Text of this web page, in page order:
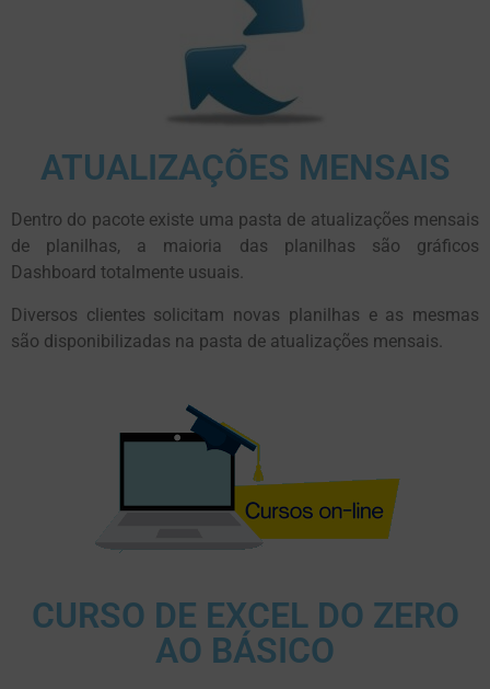
ATUALIZAÇÕES MENSAIS
Dentro do pacote existe uma pasta de atualizações mensais
de planilhas, a maioria das planilhas são gráficos
Dashboard totalmente usuais.
Diversos clientes solicitam novas planilhas e as mesmas
são disponibilizadas na pasta de atualizações mensais.
CURSO DE EXCEL DO ZERO
AO BÁSICO